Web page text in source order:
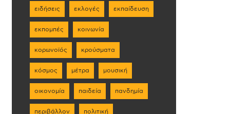
ειδήσεις εκλογές εκπαίδευση
εκπομπές κοινωνία
κορωνοϊός κρούσματα
κόσμος μέτρα μουσική
οικονομία παιδεία πανδημία
περιβάλλον πολιτική